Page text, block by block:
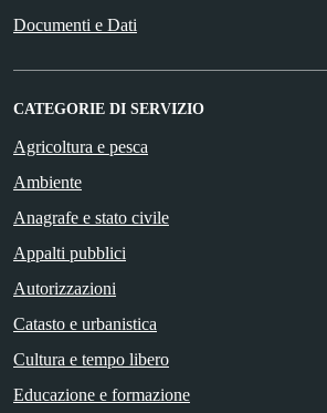
Documenti e Dati
CATEGORIE DI SERVIZIO
Agricoltura e pesca
Ambiente
Anagrafe e stato civile
Appalti pubblici
Autorizzazioni
Catasto e urbanistica
Cultura e tempo libero
Educazione e formazione